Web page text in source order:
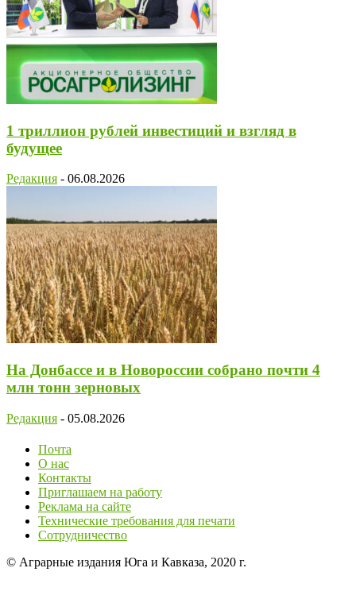
1 триллион рублей инвестиций и взгляд в
будущее
Редакция - 06.08.2026
На Донбассе и в Новороссии собрано почти 4
млн тонн зерновых
Редакция - 05.08.2026
Почта
О нас
Контакты
Приглашаем на работу
Реклама на сайте
Технические требования для печати
Сотрудничество
© Аграрные издания Юга и Кавказа, 2020 г.